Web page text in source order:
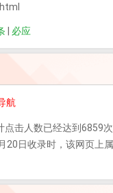
必应
航
击人数已经达到6859次
20日收录时，该网页上